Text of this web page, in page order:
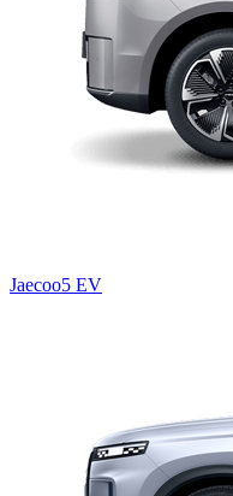
Jaecoo5 EV